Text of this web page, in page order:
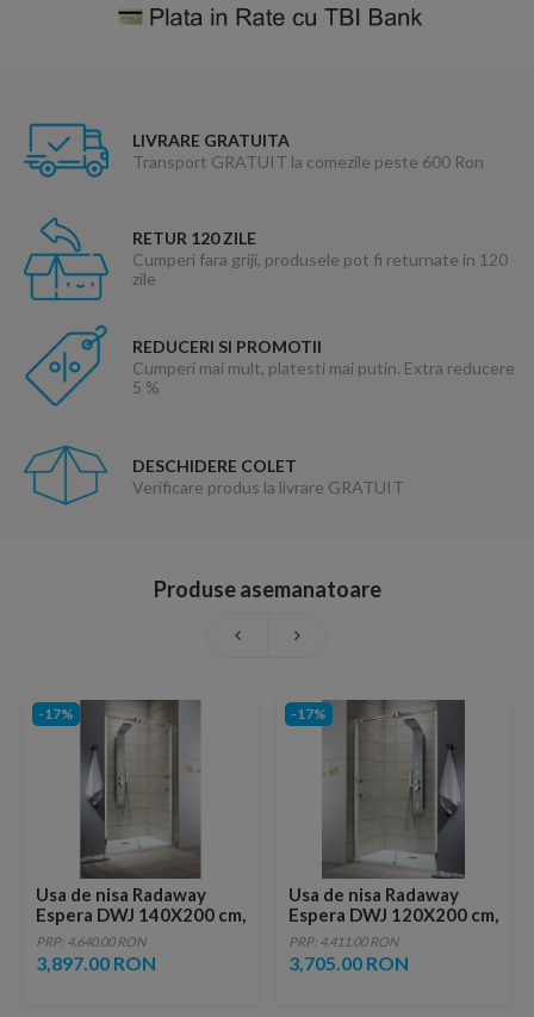
LIVRARE GRATUITA
Transport GRATUIT la comezile peste 600 Ron
RETUR 120 ZILE
Cumperi fara griji, produsele pot fi returnate in 120
zile
REDUCERI SI PROMOTII
Cumperi mai mult, platesti mai putin. Extra reducere
5 %
DESCHIDERE COLET
Verificare produs la livrare GRATUIT
Produse asemanatoare
-17%
Usa de nisa Radaway
Espera DWJ 140X200 cm,
sticla transparenta
PRP: 4,640.00 RON
3,897.00 RON
-17%
Usa de nisa Radaway
Espera DWJ 120X200 cm,
sticla transparenta
PRP: 4,411.00 RON
3,705.00 RON